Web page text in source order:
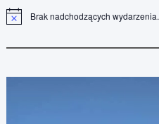
P
d
Brak nadchodzących wydarzenia.